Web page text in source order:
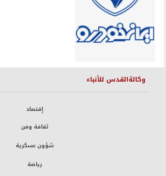
وكالةالقدس للأنباء
إقتصاد
ثقافة وفن
شؤون عسكرية
رياضة